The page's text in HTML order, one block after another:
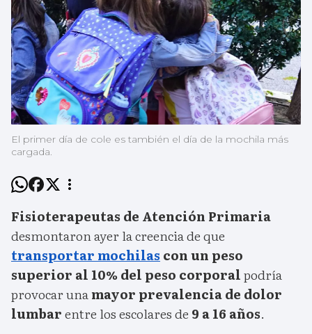
El primer día de cole es también el día de la mochila más
cargada.
Fisioterapeutas de Atención Primaria
desmontaron ayer la creencia de que
transportar mochilas con un peso
superior al 10% del peso corporalpodría
provocar unamayor prevalencia de dolor
lumbarentre los escolares de 9 a 16 años.